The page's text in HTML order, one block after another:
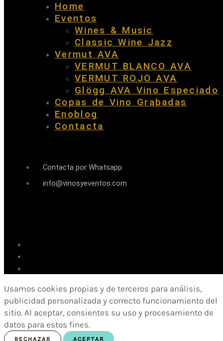
Home
Eventos
Wines & Music
Classic Wine Jazz
Vermut AVA
VERMUT BLANCO AVA
VERMUT ROJO AVA
Glögg AVA Vino Especiado
Copas de Vino Grabadas
Enoblog
Contacta
Contacta por Whatsapp
info@vinosyeventos.com
Usamos cookies propias y de terceros para análisis,
publicidad personalizada y correcto funcionamiento del
sitio. Al aceptar, consientes su uso y procesamiento de
datos para estos fines.
RECHAZAR ACEPTAR